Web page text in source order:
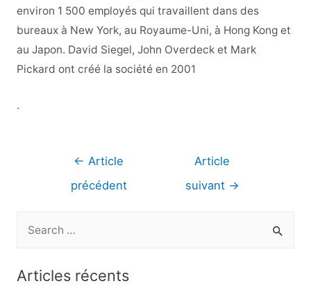
environ 1 500 employés qui travaillent dans des
bureaux à New York, au Royaume-Uni, à Hong Kong et
au Japon. David Siegel, John Overdeck et Mark
Pickard ont créé la société en 2001
.
Navigation
l’article
← Article
précédent
Article
suivant →
Articles récents